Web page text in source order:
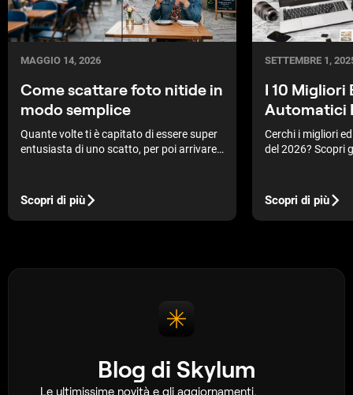
MAGGIO 14, 2026
Come scattare foto nitide in
modo semplice
Quante volte ti è capitato di essere super
entusiasta di uno scatto, per poi arrivare
delusione è palpabile. Mi è capitato molte
volte e ho anche dato la colpa alla mia
macchina fotografica per l'errore. Ma ora
Scopri di più
SETTEMBRE 1,
I 10 Migliori
Automatici
Cerchi i migliori
del 2026? Scopri
tuo processo di
editor dell’anno.
Scopri di più
Blog di Skylum
Le ultimissime novità e gli aggiornamenti,